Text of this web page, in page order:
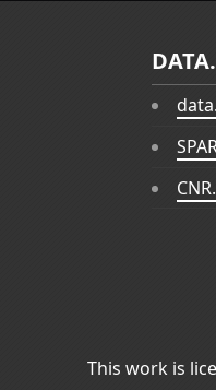
This work is